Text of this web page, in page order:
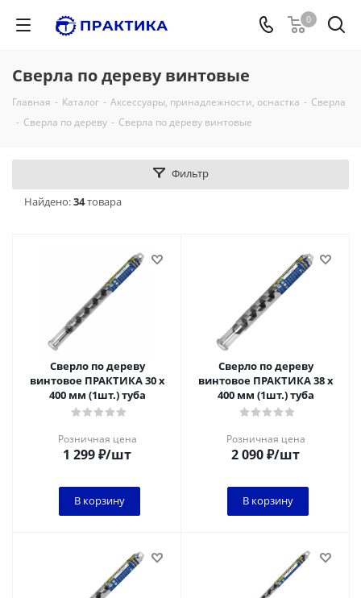
0
Сверла по дереву винтовые
Главная - Каталог - Аксессуары, принадлежности, оснастка - Сверла
- Сверла по дереву - Сверла по дереву винтовые
Фильтр
Найдено:34товара
Сверло по дереву
винтовое ПРАКТИКА 30 х
400 мм (1шт.) туба
Розничная цена
1 299₽/шт
В корзину
Сверло по дереву
винтовое ПРАКТИКА 38 х
400 мм (1шт.) туба
Розничная цена
2 090₽/шт
В корзину